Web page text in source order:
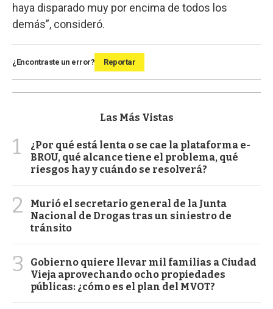
haya disparado muy por encima de todos los
demás”, consideró.
¿Encontraste un error? Reportar
Las Más Vistas
1
¿Por qué está lenta o se cae la plataforma e-
BROU, qué alcance tiene el problema, qué
riesgos hay y cuándo se resolverá?
2
Murió el secretario general de la Junta
Nacional de Drogas tras un siniestro de
tránsito
3
Gobierno quiere llevar mil familias a Ciudad
Vieja aprovechando ocho propiedades
públicas: ¿cómo es el plan del MVOT?